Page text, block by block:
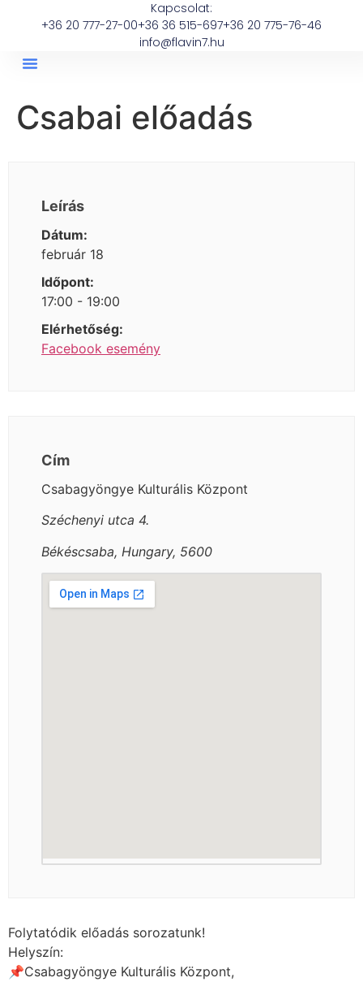
Kapcsolat:
+36 20 777-27-00+36 36 515-697+36 20 775-76-46
info@flavin7.hu
Csabai előadás
Leírás
Dátum:
február 18
Időpont:
17:00 - 19:00
Elérhetőség:
Facebook esemény
Cím
Csabagyöngye Kulturális Központ
Széchenyi utca 4.
Békéscsaba, Hungary, 5600
Folytatódik előadás sorozatunk!
Helyszín:
📌Csabagyöngye Kulturális Központ,